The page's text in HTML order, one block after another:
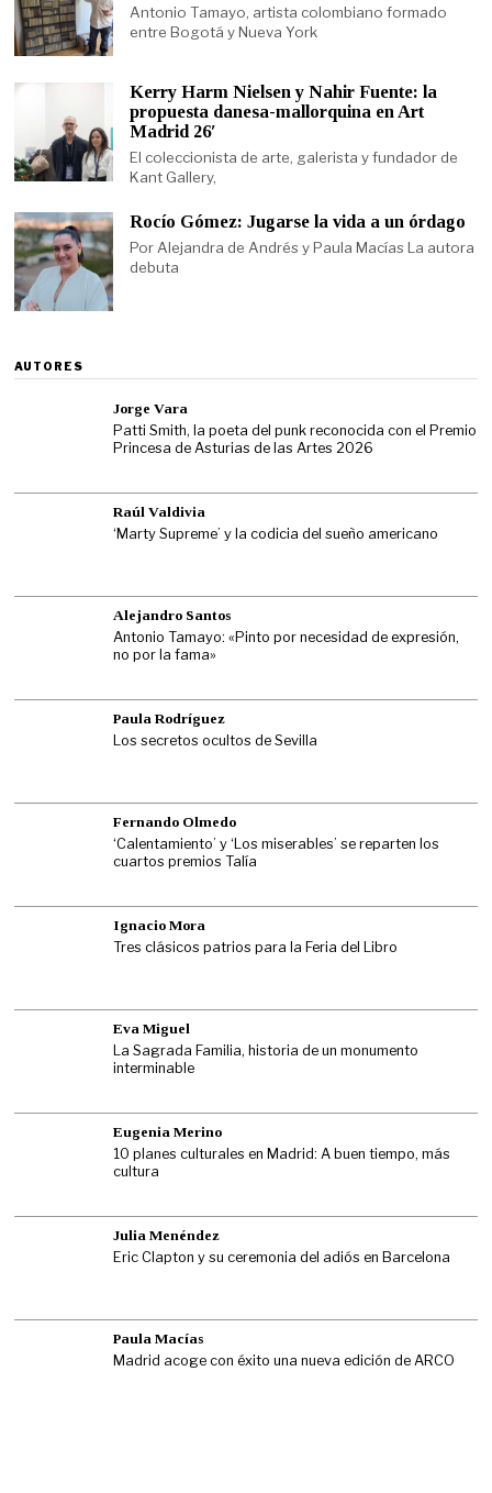
Antonio Tamayo, artista colombiano formado
entre Bogotá y Nueva York
Kerry Harm Nielsen y Nahir Fuente: la
propuesta danesa-mallorquina en Art
Madrid 26′
El coleccionista de arte, galerista y fundador de
Kant Gallery,
Rocío Gómez: Jugarse la vida a un órdago
Por Alejandra de Andrés y Paula Macías La autora
debuta
AUTORES
Jorge Vara
Patti Smith, la poeta del punk reconocida con el Premio
Princesa de Asturias de las Artes 2026
Raúl Valdivia
‘Marty Supreme’ y la codicia del sueño americano
Alejandro Santos
Antonio Tamayo: «Pinto por necesidad de expresión,
no por la fama»
Paula Rodríguez
Los secretos ocultos de Sevilla
Fernando Olmedo
‘Calentamiento’ y ‘Los miserables’ se reparten los
cuartos premios Talía
Ignacio Mora
Tres clásicos patrios para la Feria del Libro
Eva Miguel
La Sagrada Familia, historia de un monumento
interminable
Eugenia Merino
10 planes culturales en Madrid: A buen tiempo, más
cultura
Julia Menéndez
Eric Clapton y su ceremonia del adiós en Barcelona
Paula Macías
Madrid acoge con éxito una nueva edición de ARCO